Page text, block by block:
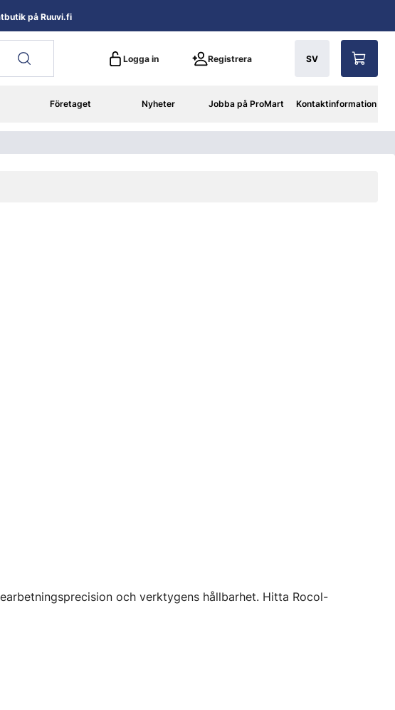
Logga in Registrera SV
Företaget Nyheter Jobba på ProMart Kontaktinformation
på Ruuvi.fi
och verktygens hållbarhet. Hitta Rocol-